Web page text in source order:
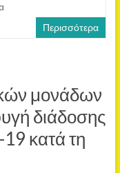
Περισσότερα
μονάδων
διάδοσης
κατά τη